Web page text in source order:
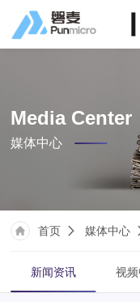
Media Center
媒体中心
首页 媒体中心
新闻资讯 视